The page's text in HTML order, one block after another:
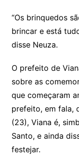
“Os brinquedos
brincar e está
disse Neuza.
O prefeito de
sobre as
que começaram
prefeito, em fala,
(23), Viana é,
Santo, e ainda
festejar.